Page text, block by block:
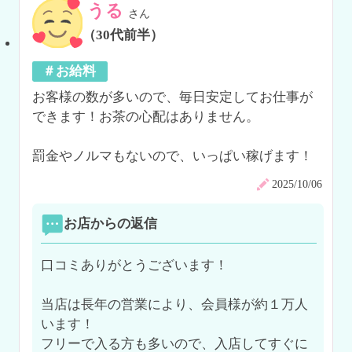
うる さん
（30代前半）
＃お給料
お客様の数が多いので、毎日安定してお仕事が
できます！お茶の心配はありません。
罰金やノルマもないので、いっぱい稼げます！
2025/10/06
お店からの返信
口コミありがとうございます！
当店は長年の営業により、会員様が約１万人
います！
フリーで入る方も多いので、入店してすぐに